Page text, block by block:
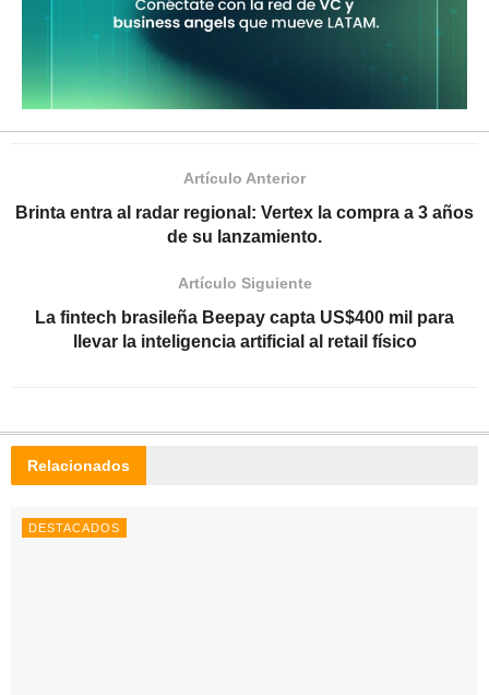
Artículo Anterior
Brinta entra al radar regional: Vertex la compra a 3 años
de su lanzamiento.
Artículo Siguiente
La fintech brasileña Beepay capta US$400 mil para
llevar la inteligencia artificial al retail físico
Relacionados
DESTACADOS